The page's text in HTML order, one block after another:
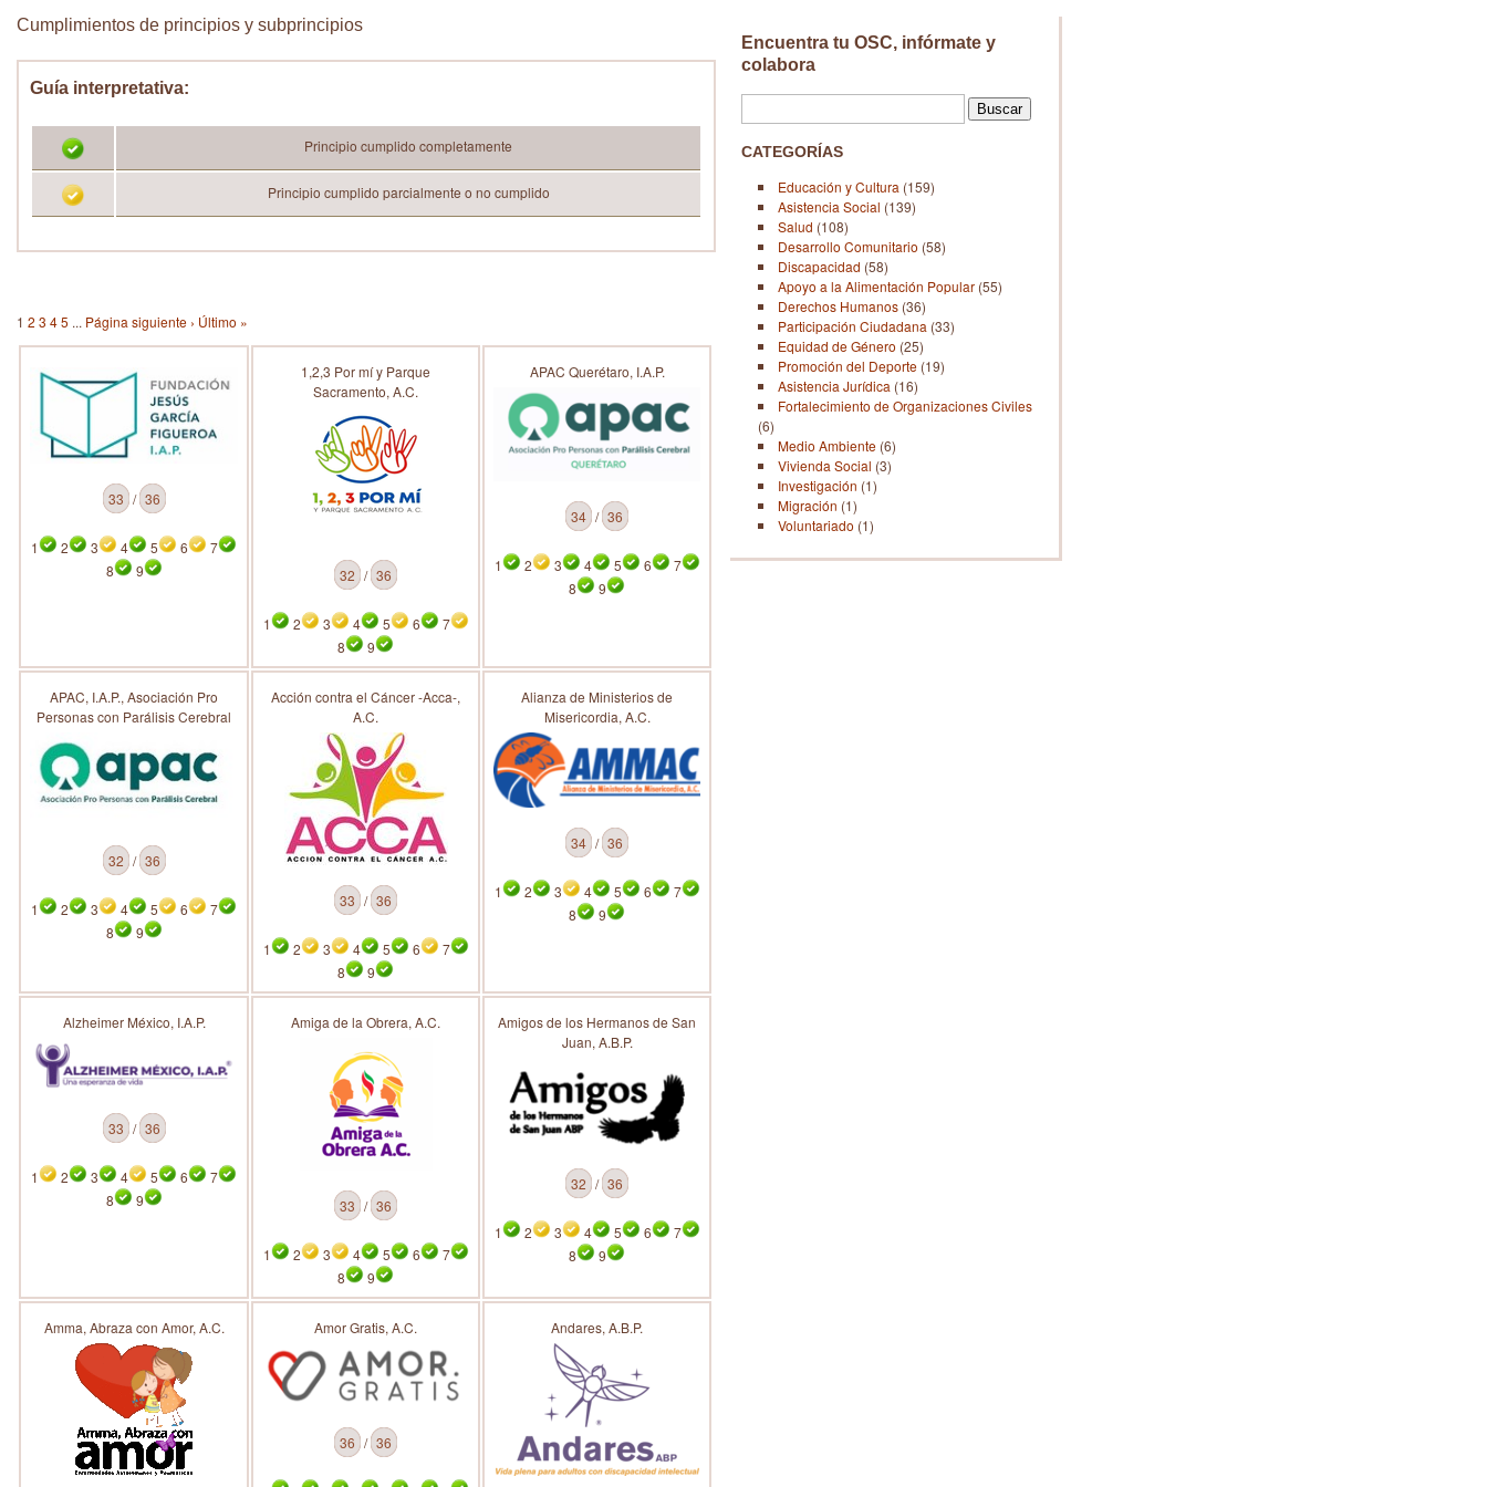
Cumplimientos de principios y subprincipios
Guía interpretativa:
Principio cumplido completamente
Principio cumplido parcialmente o no cumplido
1 2 3 45 ... Página siguiente › Último »
33 / 36
1 2 3 4 5 6
7
8
9
1,2,3 Por mí y Parque
Sacramento, A.C.
32 / 36
1 2 3 4 5 6
7
8
9
APAC Querétaro, I.A.P.
34 / 36
1 2 3 4 5 6
7
8
9
APAC, I.A.P., Asociación Pro
Personas con Parálisis Cerebral
32 / 36
1 2 3 4 5 6
7
8
9
Acción contra el Cáncer -Acca-,
A.C.
33 / 36
1 2 3 4 5 6
7
8
9
Alianza de Ministerios de
Misericordia, A.C.
34 / 36
1 2 3 4 5 6
7
8
9
Alzheimer México, I.A.P.
33 / 36
1 2 3 4 5 6
7
8
9
Amiga de la Obrera, A.C.
33 / 36
1 2 3 4 5 6
7
8
9
Amigos de los Hermanos de San
Juan, A.B.P.
32 / 36
1 2 3 4 5 6
7
8
9
Amma, Abraza con Amor, A.C. Amor Gratis, A.C.
36 / 36
Andares, A.B.P.
Encuentra tu OSC, infórmate y
colabora
CATEGORÍAS
Educación y Cultura (159)
Asistencia Social (139)
Salud (108)
Desarrollo Comunitario (58)
Discapacidad (58)
Apoyo a la Alimentación Popular (55)
Derechos Humanos (36)
Participación Ciudadana (33)
Equidad de Género (25)
Promoción del Deporte (19)
Asistencia Jurídica (16)
Fortalecimiento de Organizaciones Civiles
(6)
Medio Ambiente (6)
Vivienda Social (3)
Investigación (1)
Migración (1)
Voluntariado (1)